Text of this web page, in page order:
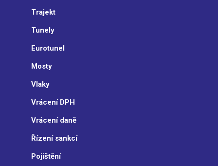
Trajekt
Tunely
Eurotunel
Mosty
Vlaky
Vrácení DPH
Vrácení daně
Řízení sankcí
Pojištění